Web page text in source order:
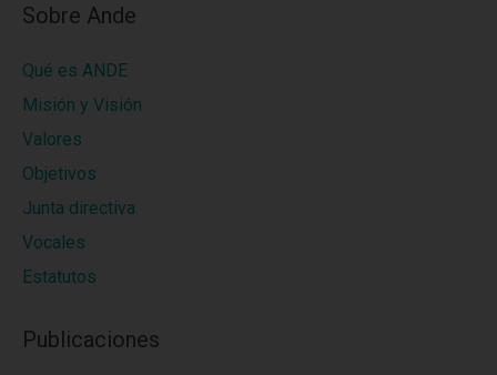
Sobre Ande
Qué es ANDE
Misión y Visión
Valores
Objetivos
Junta directiva
Vocales
Estatutos
Publicaciones